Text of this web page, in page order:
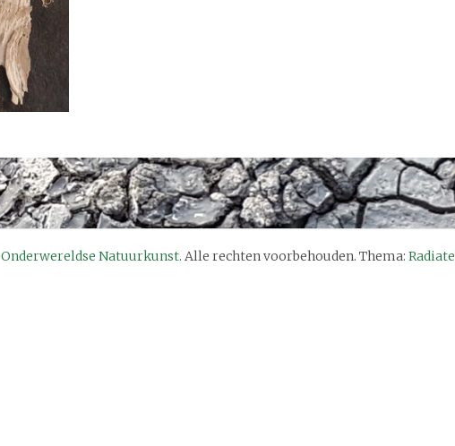
Onderwereldse Natuurkunst. Alle rechten voorbehouden. Thema: Radiate